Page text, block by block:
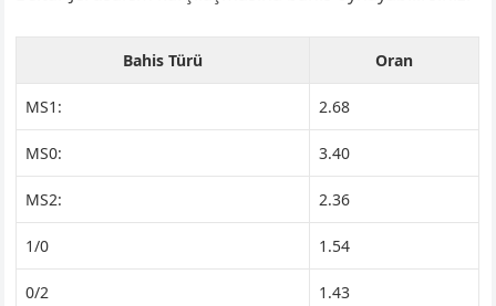
Bahis Türü Oran
MS1: 2.68
MS0: 3.40
MS2: 2.36
1/0 1.54
0/2 1.43